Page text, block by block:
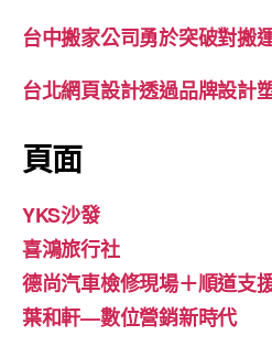
台中搬家公司勇於突破對搬
台北網頁設計透過品牌設計
頁面
YKS沙發
喜鴻旅行社
德尚汽車檢修現場＋順道支
葉和軒—數位營銷新時代